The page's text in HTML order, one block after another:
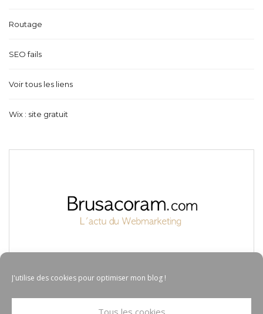
J'utilise des cookies pour optimiser mon blog !
Tous les cookies
Routage
SEO fails
Voir tous les liens
Wix : site gratuit